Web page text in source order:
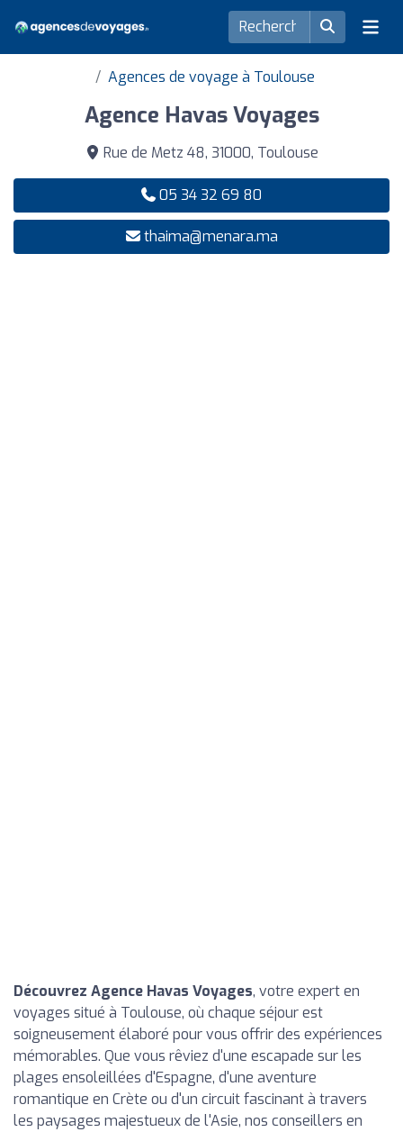
Agences de voyage à Toulouse
Agence Havas Voyages
Rue de Metz 48, 31000, Toulouse
05 34 32 69 80
thaima@menara.ma
Découvrez Agence Havas Voyages, votre expert en
voyages situé à Toulouse, où chaque séjour est
soigneusement élaboré pour vous offrir des expériences
mémorables. Que vous rêviez d'une escapade sur les
plages ensoleillées d'Espagne, d'une aventure
romantique en Crète ou d'un circuit fascinant à travers
les paysages majestueux de l'Asie, nos conseillers en